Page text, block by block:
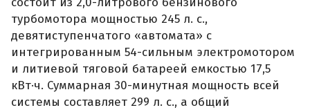
турбомотора мощностью 245 л. с.,
девятиступенчатого «автомата» с
интегрированным 54-сильным электромотором
и литиевой тяговой батареей емкостью 17,5
кВт·ч. Суммарная 30-минутная мощность всей
системы составляет 299 л. с., а общий